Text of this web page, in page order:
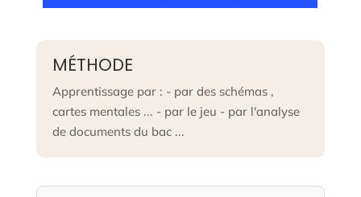
MÉTHODE
Apprentissage par : - par des schémas ,
cartes mentales ... - par le jeu - par l'analyse
de documents du bac ...